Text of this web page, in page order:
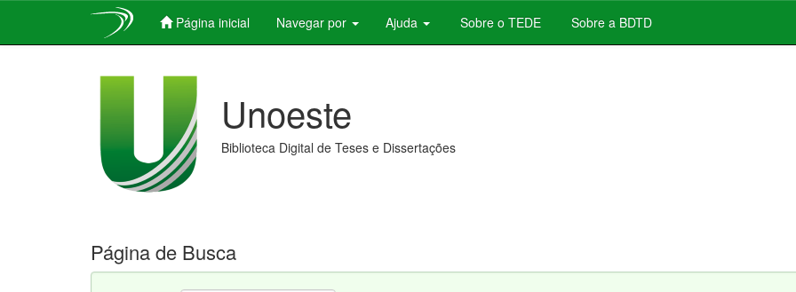
Página inicial Navegar por Ajuda Sobre o TEDE Sobre a BDTD
Unoeste
Biblioteca Digital de Teses e Dissertações
Página de Busca